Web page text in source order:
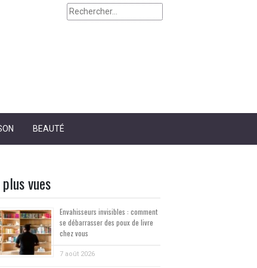
Rechercher :
BEAUTÉ
vues
Envahisseurs invisibles : comment
se débarrasser des poux de livre
chez vous
7 août 2026